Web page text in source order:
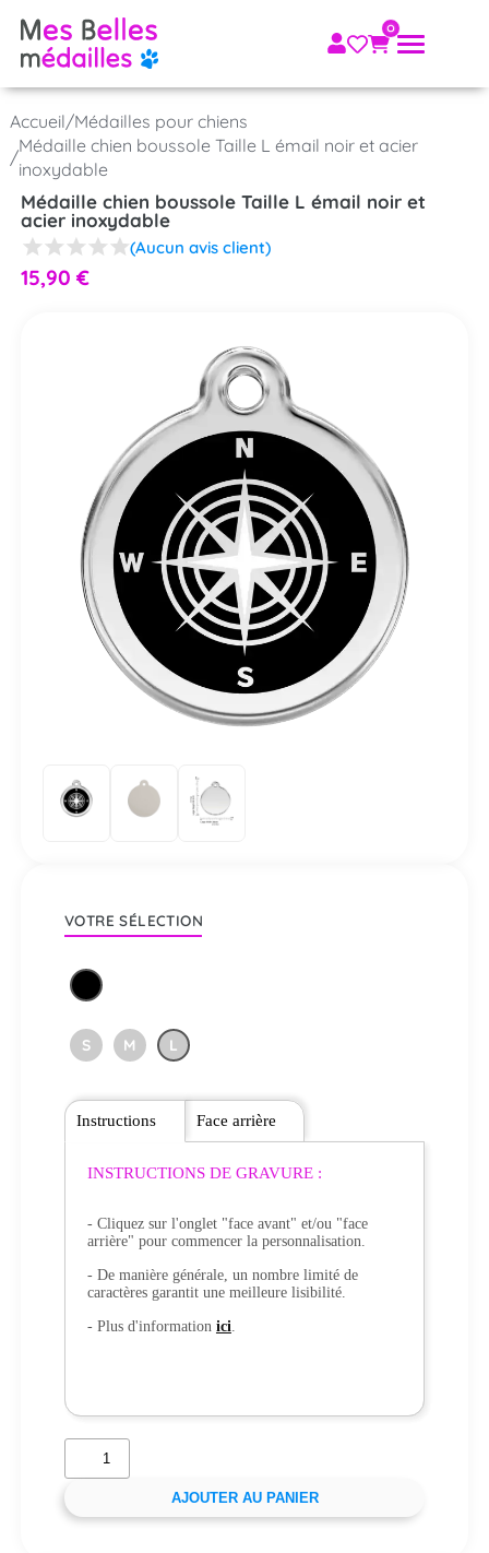
Accueil/Médailles pour chiens
/
Médaille chien boussole Taille L émail noir et acier
inoxydable
Médaille chien boussole Taille L émail noir et
acier inoxydable
(Aucun avis client)
15,90 €
VOTRE SÉLECTION
S M L
Instructions
INSTRUCTIONS DE GRAVURE :
- Cliquez sur l'onglet "face avant" et/ou "face
arrière" pour commencer la personnalisation.
- De manière générale, un nombre limité de
caractères garantit une meilleure lisibilité.
- Plus d'information ici.
Face arrière
AJOUTER AU PANIER